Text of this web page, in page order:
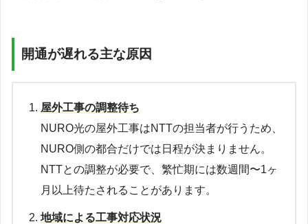
開通が遅れる主な原因
屋外工事の調整待ち
NURO光の屋外工事はNTTの担当者が行うため、
NURO側の都合だけでは日程が決まりません。
NTTとの調整が必要で、繁忙期には数週間〜1ヶ
月以上待たされることがあります。
地域による工事対応状況